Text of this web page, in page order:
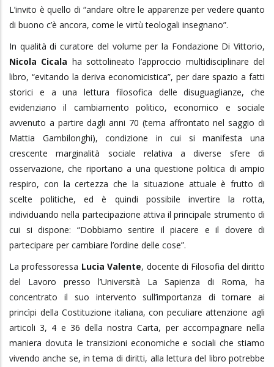
L’invito è quello di “andare oltre le apparenze per vedere quanto
di buono c’è ancora, come le virtù teologali insegnano”.
In qualità di curatore del volume per la Fondazione Di Vittorio,
Nicola Cicala ha sottolineato l’approccio multidisciplinare del
libro, “evitando la deriva economicistica”, per dare spazio a fatti
storici e a una lettura filosofica delle disuguaglianze, che
evidenziano il cambiamento politico, economico e sociale
avvenuto a partire dagli anni 70 (tema affrontato nel saggio di
Mattia Gambilonghi), condizione in cui si manifesta una
crescente marginalità sociale relativa a diverse sfere di
osservazione, che riportano a una questione politica di ampio
respiro, con la certezza che la situazione attuale è frutto di
scelte politiche, ed è quindi possibile invertire la rotta,
individuando nella partecipazione attiva il principale strumento di
cui si dispone: “Dobbiamo sentire il piacere e il dovere di
partecipare per cambiare l’ordine delle cose”.
La professoressa Lucia Valente, docente di Filosofia del diritto
del Lavoro presso l’Università La Sapienza di Roma, ha
concentrato il suo intervento sull’importanza di tornare ai
princìpi della Costituzione italiana, con peculiare attenzione agli
articoli 3, 4 e 36 della nostra Carta, per accompagnare nella
maniera dovuta le transizioni economiche e sociali che stiamo
vivendo anche se, in tema di diritti, alla lettura del libro potrebbe